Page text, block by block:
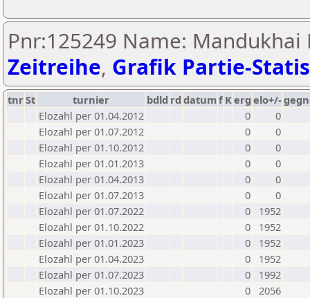
Pnr:125249 Name:
Zeitreihe, Grafik Partie-
tnrSt turnier bdld rd datumf Kerg elo+/-
Elozahl per 01.04.2012
0
0
Elozahl per 01.07.2012
0
0
Elozahl per 01.10.2012
0
0
Elozahl per 01.01.2013
0
0
Elozahl per 01.04.2013
0
0
Elozahl per 01.07.2013
0
0
Elozahl per 01.07.2022
0
1952
Elozahl per 01.10.2022
0
1952
Elozahl per 01.01.2023
0
1952
Elozahl per 01.04.2023
0
1952
Elozahl per 01.07.2023
0
1992
Elozahl per 01.10.2023
0 2056